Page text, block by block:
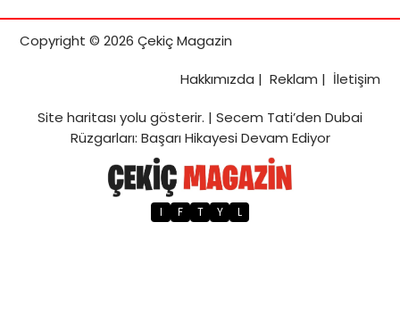
Copyright © 2026 Çekiç Magazin
Hakkımızda | Reklam | İletişim
Site haritasıyolu gösterir. | Secem Tati’den Dubai
Rüzgarları: Başarı Hikayesi Devam Ediyor
I F T Y L